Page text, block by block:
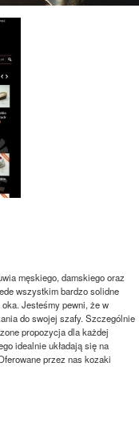
męskiego, damskiego oraz
wszystkim bardzo solidne
Jesteśmy pewni, że w
do swojej szafy. Szczególnie
propozycja dla każdej
idealnie układają się na
przez nas kozaki